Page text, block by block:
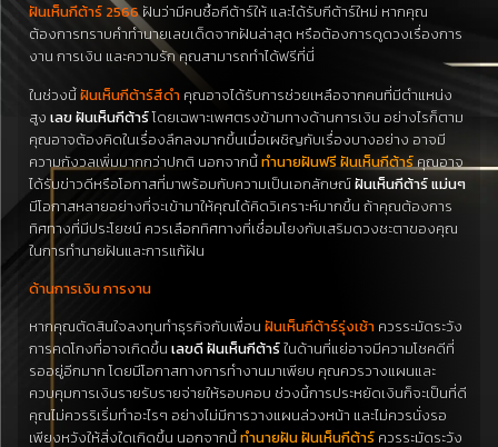
ฝันเห็นกีต้าร์ 2566ฝันว่ามีคนซื้อกีต้าร์ให้ และได้รับกีต้าร์ใหม่ หากคุณ
ต้องการทราบคำทำนายเลขเด็ดจากฝันล่าสุด หรือต้องการดูดวงเรื่องการ
งาน การเงิน และความรัก คุณสามารถทำได้ฟรีที่นี่
ในช่วงนี้ฝันเห็นกีต้าร์สีดำ คุณอาจได้รับการช่วยเหลือจากคนที่มีตำแหน่ง
สูง เลข ฝันเห็นกีต้าร์โดยเฉพาะเพศตรงข้ามทางด้านการเงิน อย่างไรก็ตาม
คุณอาจต้องคิดในเรื่องลึกลงมากขึ้นเมื่อเผชิญกับเรื่องบางอย่าง อาจมี
ความกังวลเพิ่มมากกว่าปกติ นอกจากนี้ทำนายฝันฟรี ฝันเห็นกีต้าร์ คุณอาจ
ได้รับข่าวดีหรือโอกาสที่มาพร้อมกับความเป็นเอกลักษณ์ฝันเห็นกีต้าร์ แม่นๆ
มีโอกาสหลายอย่างที่จะเข้ามาให้คุณได้คิดวิเคราะห์มากขึ้น ถ้าคุณต้องการ
ทิศทางที่มีประโยชน์ ควรเลือกทิศทางที่เชื่อมโยงกับเสริมดวงชะตาของคุณ
ในการทำนายฝันและการแก้ฝัน
ด้านการเงิน การงาน
หากคุณตัดสินใจลงทุนทำธุรกิจกับเพื่อน ฝันเห็นกีต้าร์รุ่งเช้า ควรระมัดระวัง
การคดโกงที่อาจเกิดขึ้น เลขดี ฝันเห็นกีต้าร์ในด้านที่แย่อาจมีความโชคดีที่
รออยู่อีกมาก โดยมีโอกาสทางการทำงานมาเพียบ คุณควรวางแผนและ
ควบคุมการเงินรายรับรายจ่ายให้รอบคอบ ช่วงนี้การประหยัดเงินก็จะเป็นที่ดี
คุณไม่ควรริเริ่มทำอะไรๆ อย่างไม่มีการวางแผนล่วงหน้า และไม่ควรนั่งรอ
เพียงหวังให้สิ่งใดเกิดขึ้น นอกจากนี้ทำนายฝัน ฝันเห็นกีต้าร์ ควรระมัดระวัง